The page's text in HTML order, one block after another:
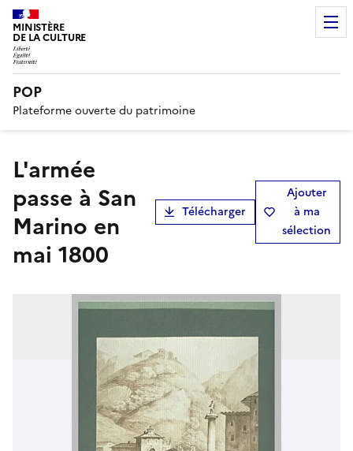
MINISTÈRE
DE LA CULTURE
POP
Plateforme ouverte du patrimoine
L'armée
passe à San
Marino en
mai 1800
Télécharger
Ajouter
à ma
sélection